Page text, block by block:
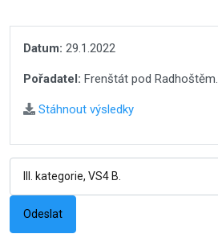
Datum: 29.1.2022
Pořadatel: Frenštát pod Radhoštěm.
Stáhnout výsledky